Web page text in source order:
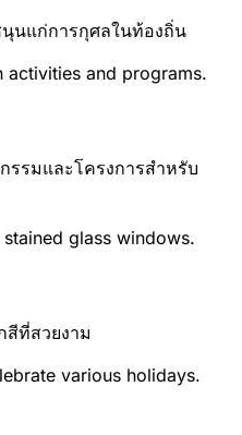
นแก่การกุศลในท้องถิ่น
activities and programs.
รรมและโครงการสำหรับ
glass windows.
สีที่สวยงาม
various holidays.